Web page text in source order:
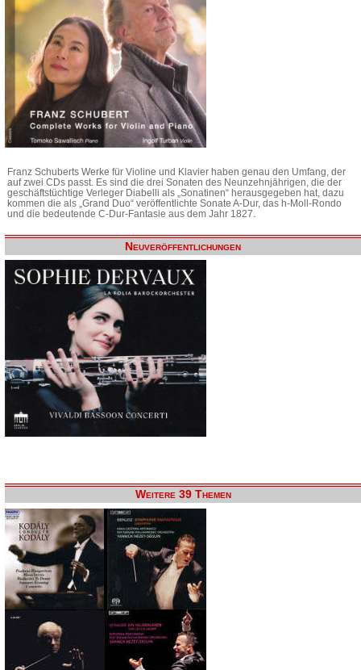
Franz Schuberts Werke für Violine und Klavier haben genau den Umfang, der
auf zwei CDs passt. Es sind die drei Sonaten des Neunzehnjährigen, die der
geschäftstüchtige Verleger Diabelli als „Sonatinen“ herausgegeben hat, dazu
kommen die als „Grand Duo“ veröffentlichte Sonate A-Dur, das h-Moll-Rondo
und die bedeutende C-Dur-Fantasie aus dem Jahr 1827.
Neuveröffentlichungen
Weitere 39 Themen